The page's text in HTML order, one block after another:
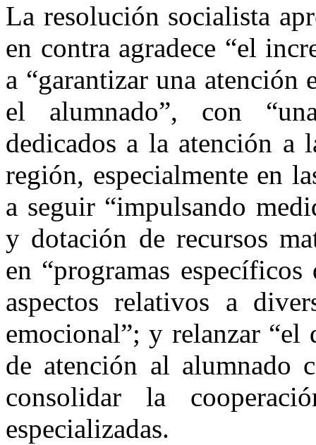
La resolución socialista
en contra agradece “el
a “garantizar una atención
el alumnado”, con
dedicados a la atención a
región, especialmente en
a seguir “impulsando
y dotación de recursos
en “programas
aspectos relativos a
emocional”; y relanzar “el
de atención al alumnado
consolidar la
especializadas.